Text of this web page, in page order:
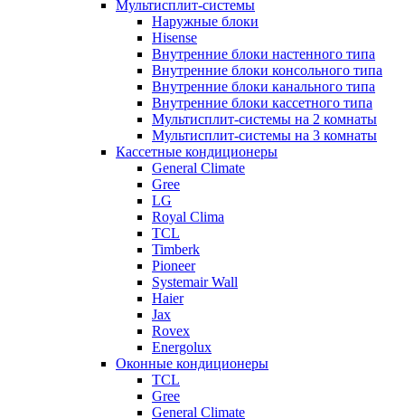
Мультисплит-системы
Наружные блоки
Hisense
Внутренние блоки настенного типа
Внутренние блоки консольного типа
Внутренние блоки канального типа
Внутренние блоки кассетного типа
Мультисплит-системы на 2 комнаты
Мультисплит-системы на 3 комнаты
Кассетные кондиционеры
General Climate
Gree
LG
Royal Clima
TCL
Timberk
Pioneer
Systemair Wall
Haier
Jax
Rovex
Energolux
Оконные кондиционеры
TCL
Gree
General Climate